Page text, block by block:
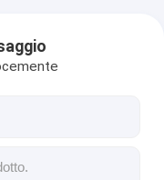
inossidabile